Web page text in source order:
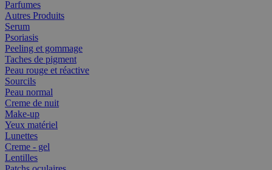
Parfumes
Autres Produits
Serum
Psoriasis
Peeling et gommage
Taches de pigment
Peau rouge et réactive
Sourcils
Peau normal
Creme de nuit
Make-up
Yeux matériel
Lunettes
Creme - gel
Lentilles